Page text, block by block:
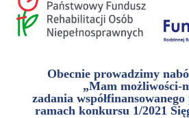
Obecnie prowadzimy
„Mam możliwości-
zadania
ramach konkursu 1/2021